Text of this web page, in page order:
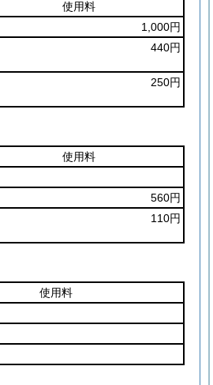
使用料
1,000円
440円
250円
使用料
560円
110円
使用料